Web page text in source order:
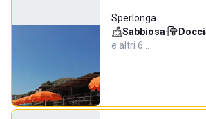
Sperlonga
Sabbiosa·
e altri 6…